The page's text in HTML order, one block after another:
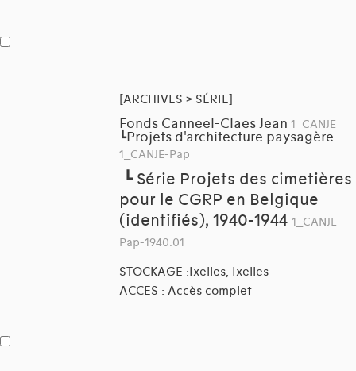
[ARCHIVES > SÉRIE]
Fonds Canneel-Claes Jean 1_CANJE
┗Projets d'architecture paysagère
1_CANJE-Pap
┗ Série Projets des cimetières
pour le CGRP en Belgique
(identifiés), 1940-1944 1_CANJE-
Pap-1940.01
STOCKAGE :Ixelles, Ixelles
ACCES : Accès complet